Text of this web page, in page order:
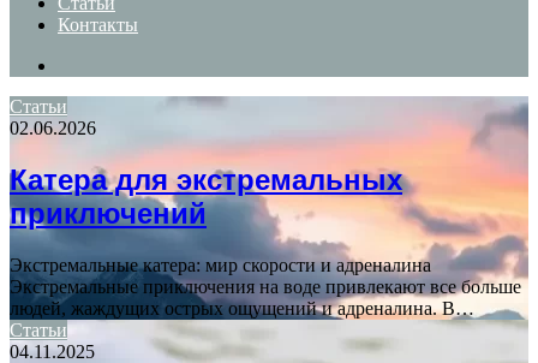
Контакты
Статьи
02.06.2026
Катера для экстремальных
приключений
Экстремальные катера: мир скорости и адреналина
Экстремальные приключения на воде привлекают все больше
людей, жаждущих острых ощущений и адреналина. В…
Статьи
04.11.2025